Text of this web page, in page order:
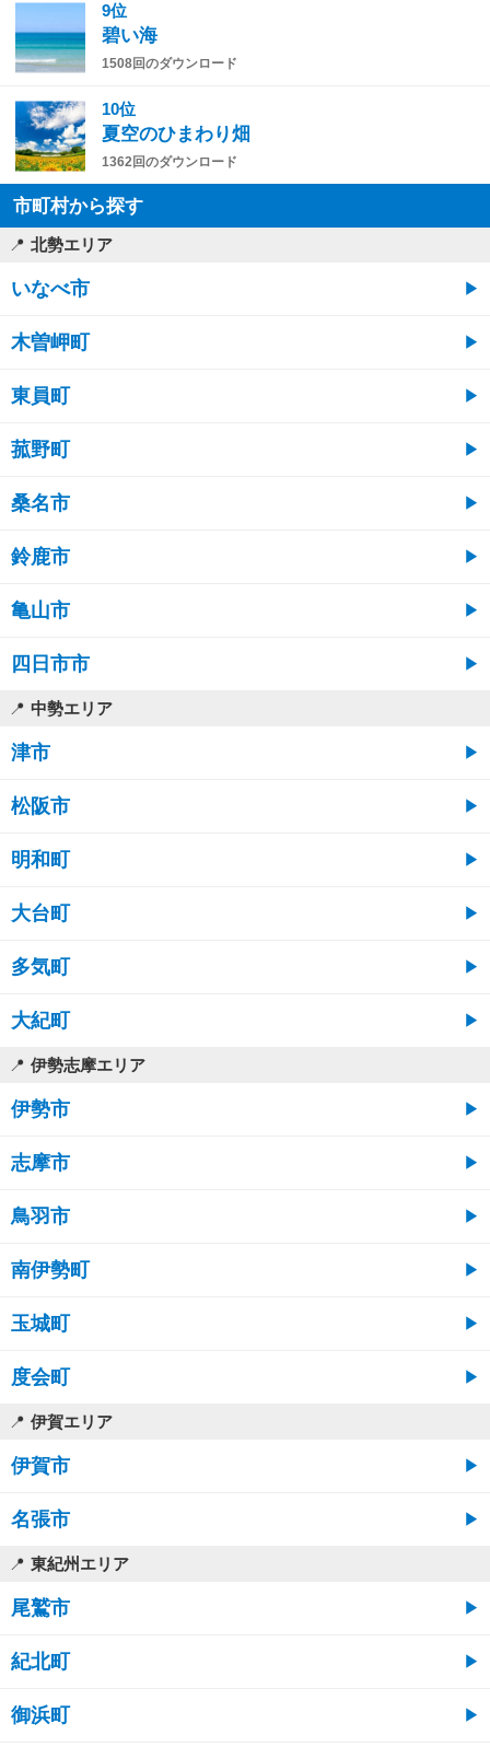
9位
碧い海
1508回のダウンロード
10位
夏空のひまわり畑
1362回のダウンロード
市町村から探す
北勢エリア
いなべ市
木曽岬町
東員町
菰野町
桑名市
鈴鹿市
亀山市
四日市市
中勢エリア
津市
松阪市
明和町
大台町
多気町
大紀町
伊勢志摩エリア
伊勢市
志摩市
鳥羽市
南伊勢町
玉城町
度会町
伊賀エリア
伊賀市
名張市
東紀州エリア
尾鷲市
紀北町
御浜町